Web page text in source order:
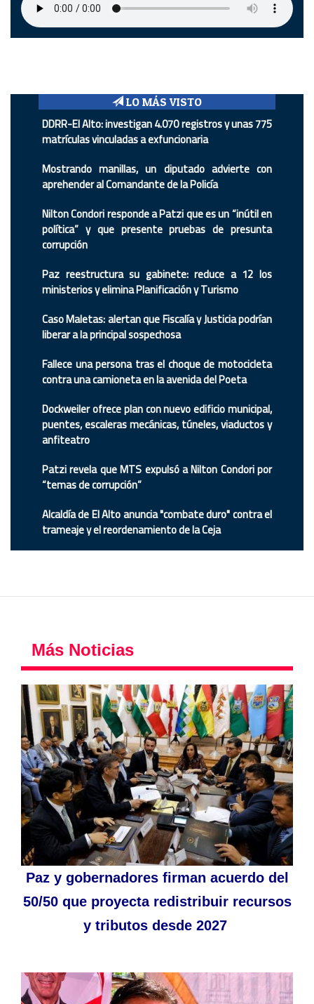
LO MÁS VISTO
DDRR-El Alto: investigan 4.070 registros y unas 775
matrículas vinculadas a exfuncionaria
Mostrando manillas, un diputado advierte con
aprehender al Comandante de la Policía
Nilton Condori responde a Patzi que es un “inútil en
política” y que presente pruebas de presunta
corrupción
Paz reestructura su gabinete: reduce a 12 los
ministerios y elimina Planificación y Turismo
Caso Maletas: alertan que Fiscalía y Justicia podrían
liberar a la principal sospechosa
Fallece una persona tras el choque de motocicleta
contra una camioneta en la avenida del Poeta
Dockweiler ofrece plan con nuevo edificio municipal,
puentes, escaleras mecánicas, túneles, viaductos y
anfiteatro
Patzi revela que MTS expulsó a Nilton Condori por
“temas de corrupción”
Alcaldía de El Alto anuncia "combate duro" contra el
trameaje y el reordenamiento de la Ceja
Más Noticias
Paz y gobernadores firman acuerdo del
50/50 que proyecta redistribuir recursos
y tributos desde 2027